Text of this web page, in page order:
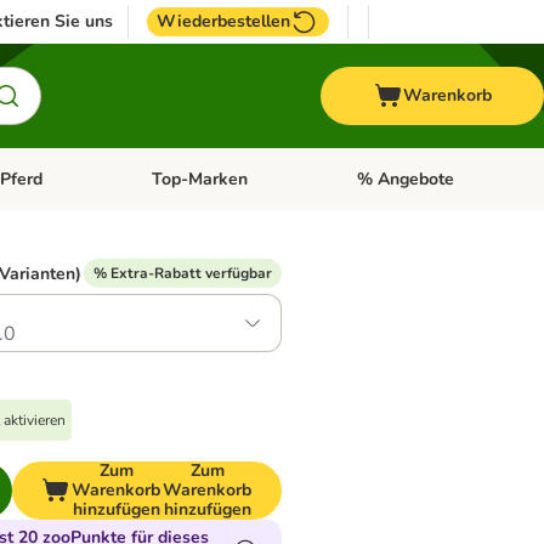
Sie uns Wiederbestellen
Warenkorb
Menü öffnen: Vogel
Pferd Kategorie-Menü öffnen: Pferd
Top-Marken Kategorie-Menü öffnen:
% Angebote
% Extra-Rabatt verfügbar
Zum
Warenkorb
hinzufügen
Zum
Warenkorb
hinzufügen
20 zooPunkte für dieses